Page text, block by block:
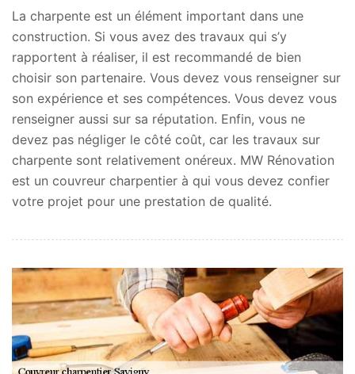
La charpente est un élément important dans une
construction. Si vous avez des travaux qui s’y
rapportent à réaliser, il est recommandé de bien
choisir son partenaire. Vous devez vous renseigner sur
son expérience et ses compétences. Vous devez vous
renseigner aussi sur sa réputation. Enfin, vous ne
devez pas négliger le côté coût, car les travaux sur
charpente sont relativement onéreux. MW Rénovation
est un couvreur charpentier à qui vous devez confier
votre projet pour une prestation de qualité.